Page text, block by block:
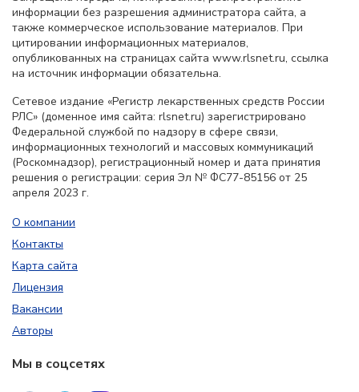
информации без разрешения администратора сайта, а
также коммерческое использование материалов. При
цитировании информационных материалов,
опубликованных на страницах сайта www.rlsnet.ru, ссылка
на источник информации обязательна.
Сетевое издание «Регистр лекарственных средств России
РЛС» (доменное имя сайта: rlsnet.ru) зарегистрировано
Федеральной службой по надзору в сфере связи,
информационных технологий и массовых коммуникаций
(Роскомнадзор), регистрационный номер и дата принятия
решения о регистрации: серия Эл № ФС77-85156 от 25
апреля 2023 г.
О компании
Контакты
Карта сайта
Лицензия
Вакансии
Авторы
Мы в соцсетях